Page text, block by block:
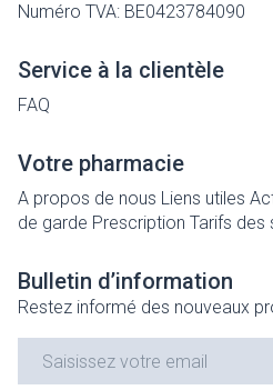
Numéro TVA: BE0423784090
Service à la clientèle
FAQ
Votre pharmacie
A propos de nous Liens utiles
de garde Prescription Tarifs des
Bulletin d’information
Restez informé des nouveaux